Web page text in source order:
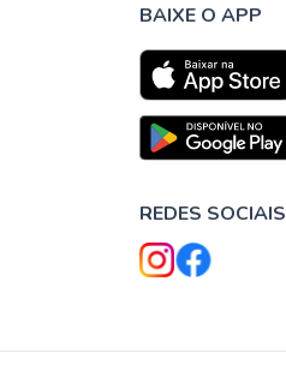
BAIXE O APP
REDES SOCIAIS